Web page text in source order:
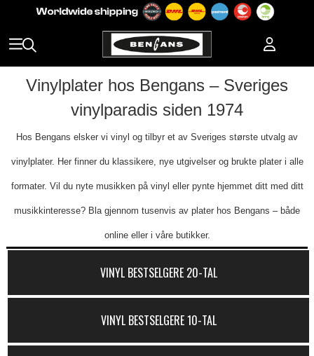
Vinylplater hos Bengans – Sveriges
vinylparadis siden 1974
Hos Bengans elsker vi vinyl og tilbyr et av Sveriges største utvalg av
vinylplater. Her finner du klassikere, nye utgivelser og brukte plater i alle
formater. Vil du nyte musikken på vinyl eller pynte hjemmet ditt med ditt
musikkinteresse? Bla gjennom tusenvis av plater hos Bengans – både
online eller i våre butikker.
VINYL BESTSELGERE 20-TAL
VINYL BESTSELGERE 10-TAL